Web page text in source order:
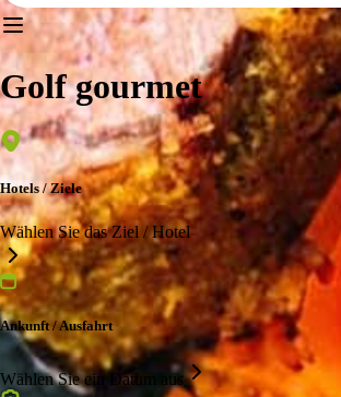
Golf gourmet
Hotels / Ziele
Wählen Sie das Ziel / Hotel
Ankunft / Ausfahrt
Wählen Sie ein Datum aus